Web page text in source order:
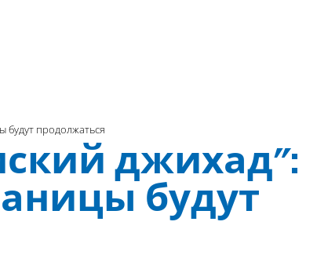
будут продолжаться
джихад”:
будут